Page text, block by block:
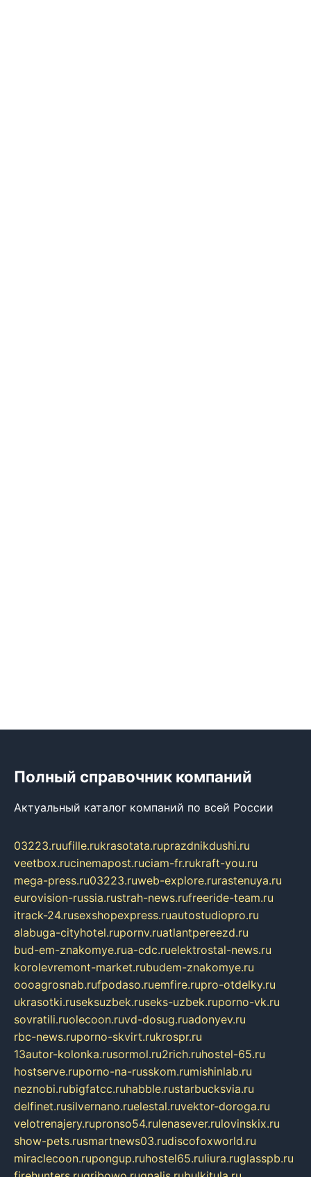
Полный справочник компаний
Актуальный каталог компаний по всей России
03223.ruufille.rukrasotata.ruprazdnikdushi.ru
veetbox.rucinemapost.ruciam-fr.rukraft-you.ru
mega-press.ru03223.ruweb-explore.rurastenuya.ru
eurovision-russia.rustrah-news.rufreeride-team.ru
itrack-24.rusexshopexpress.ruautostudiopro.ru
alabuga-cityhotel.rupornv.ruatlantpereezd.ru
bud-em-znakomye.rua-cdc.ruelektrostal-news.ru
korolevremont-market.rubudem-znakomye.ru
oooagrosnab.rufpodaso.ruemfire.rupro-otdelky.ru
ukrasotki.ruseksuzbek.ruseks-uzbek.ruporno-vk.ru
sovratili.ruolecoon.ruvd-dosug.ruadonyev.ru
rbc-news.ruporno-skvirt.rukrospr.ru
13autor-kolonka.rusormol.ru2rich.ruhostel-65.ru
hostserve.ruporno-na-russkom.rumishinlab.ru
neznobi.rubigfatcc.ruhabble.rustarbucksvia.ru
delfinet.rusilvernano.ruelestal.ruvektor-doroga.ru
velotrenajery.rupronso54.rulenasever.rulovinskix.ru
show-pets.rusmartnews03.rudiscofoxworld.ru
miraclecoon.rupongup.ruhostel65.ruliura.ruglasspb.ru